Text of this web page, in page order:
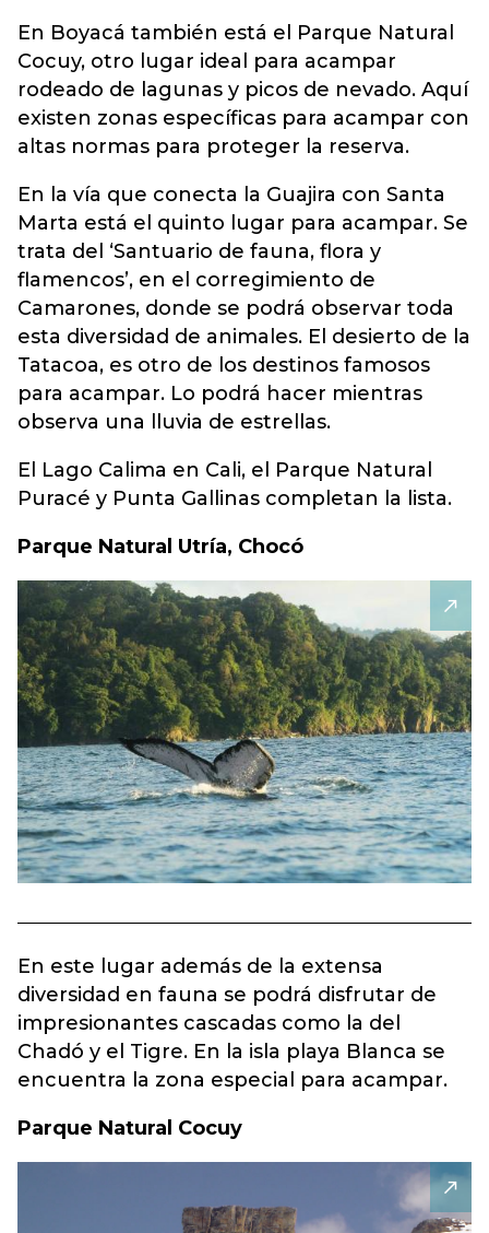
En Boyacá también está el Parque Natural
Cocuy, otro lugar ideal para acampar
rodeado de lagunas y picos de nevado. Aquí
existen zonas específicas para acampar con
altas normas para proteger la reserva.
En la vía que conecta la Guajira con Santa
Marta está el quinto lugar para acampar. Se
trata del ‘Santuario de fauna, flora y
flamencos’, en el corregimiento de
Camarones, donde se podrá observar toda
esta diversidad de animales. El desierto de la
Tatacoa, es otro de los destinos famosos
para acampar. Lo podrá hacer mientras
observa una lluvia de estrellas.
El Lago Calima en Cali, el Parque Natural
Puracé y Punta Gallinas completan la lista.
Parque Natural Utría, Chocó
En este lugar además de la extensa
diversidad en fauna se podrá disfrutar de
impresionantes cascadas como la del
Chadó y el Tigre. En la isla playa Blanca se
encuentra la zona especial para acampar.
Parque Natural Cocuy